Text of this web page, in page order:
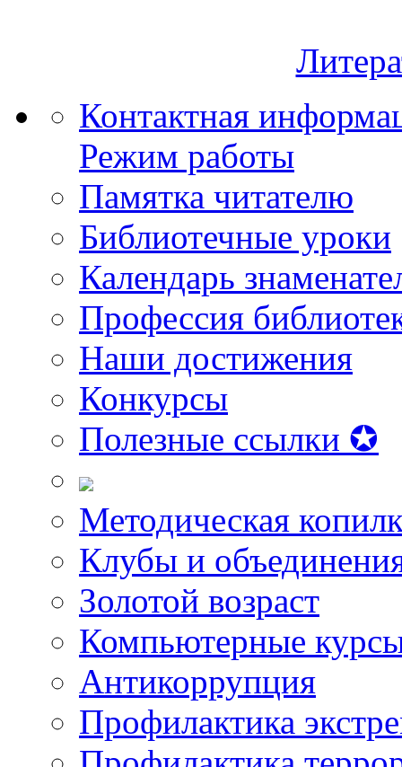
Контактная
Режим работы
Памятка читателю
Библиотечные уроки
Календарь
Профессия
Наши достижения
Конкурсы
Полезные ссылки ✪
Методическая
Клубы и
Золотой возраст
Компьютерные
Антикоррупция
Профилактика